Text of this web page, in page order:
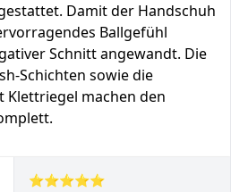
Damit der Handschuh
Ballgefühl
Schnitt angewandt. Die
Schichten sowie die
Klettriegel machen den
⭐⭐⭐⭐⭐